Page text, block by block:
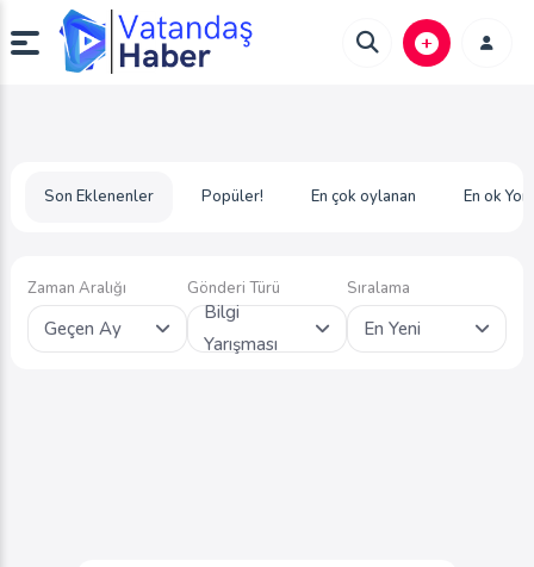
Son Eklenenler Popüler! En çok oylanan En ok
Zaman Aralığı
Geçen Ay
Gönderi Türü
Bilgi
Yarışması
Sıralama
En Yeni